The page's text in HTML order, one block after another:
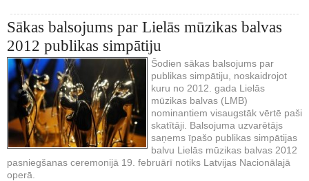
Sākas balsojums par Lielās mūzikas balvas
2012 publikas simpātiju
Šodien sākas balsojums par
publikas simpātiju, noskaidrojot
kuru no 2012. gada Lielās
mūzikas balvas (LMB)
nominantiem visaugstāk vērtē paši
skatītāji. Balsojuma uzvarētājs
saņems īpašo publikas simpātijas
balvu Lielās mūzikas balvas 2012
pasniegšanas ceremonijā 19. februārī notiks Latvijas Nacionālajā
operā.